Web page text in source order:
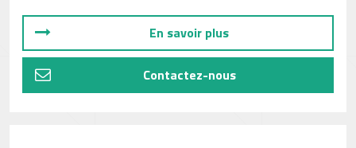
En savoir plus
Contactez-nous